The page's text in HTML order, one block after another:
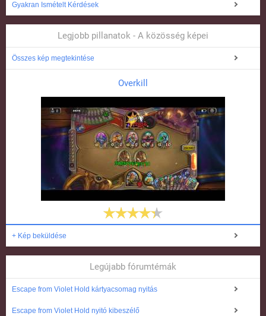
Gyakran Ismételt Kérdések
Legjobb pillanatok - A közösség képei
Összes kép megtekintése
Overkill
+ Kép beküldése
Legújabb fórumtémák
Escape from Violet Hold kártyacsomag nyitás
Escape from Violet Hold nyitó kibeszélő